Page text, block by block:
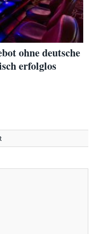
ohne deutsche
erfolglos